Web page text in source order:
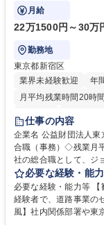
ております！ ※下記業務詳細
月給
22万1500円～30万
勤務地
東京都新宿区
業界未経験歓迎
年
月平均残業時間20時
研修あり
退職金あり
駅近5分以内
資格
仕事の内容
企業名 公益財団法人東京都道路整備
合職（事務）◇残業月平均9
社の総合職として、ジ
等のフロント部門の部
制度やキャリア支援が充実
管理部門：広報、人事
門：駐車場の新規開拓
必要な経験・能
必要な経験・能力等
経験者で、道路事業の
風】社内関係部署や東